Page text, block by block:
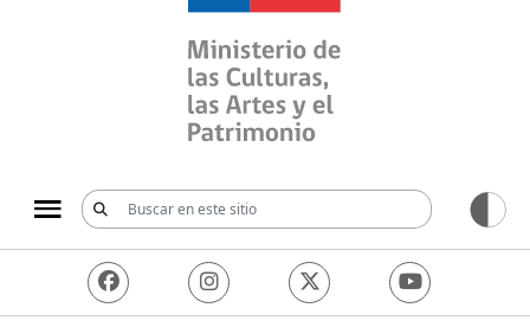
Ministerio de las